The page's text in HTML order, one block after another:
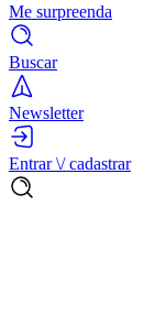
Me surpreenda
Buscar
Newsletter
Entrar \/ cadastrar